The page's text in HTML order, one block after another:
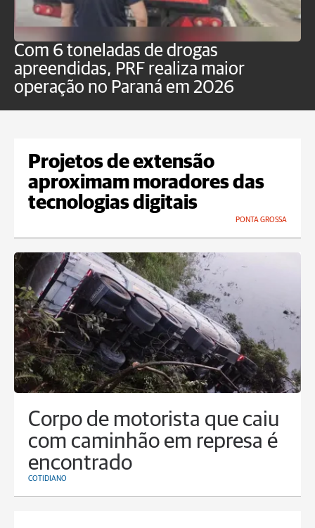
Com 6 toneladas de drogas
apreendidas, PRF realiza maior
operação no Paraná em 2026
Projetos de extensão
aproximam moradores das
tecnologias digitais
PONTA GROSSA
Corpo de motorista que caiu
com caminhão em represa é
encontrado
COTIDIANO